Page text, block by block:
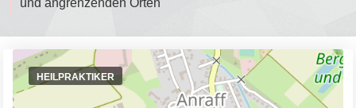
und angrenzenden Orten
HEILPRAKTIKER